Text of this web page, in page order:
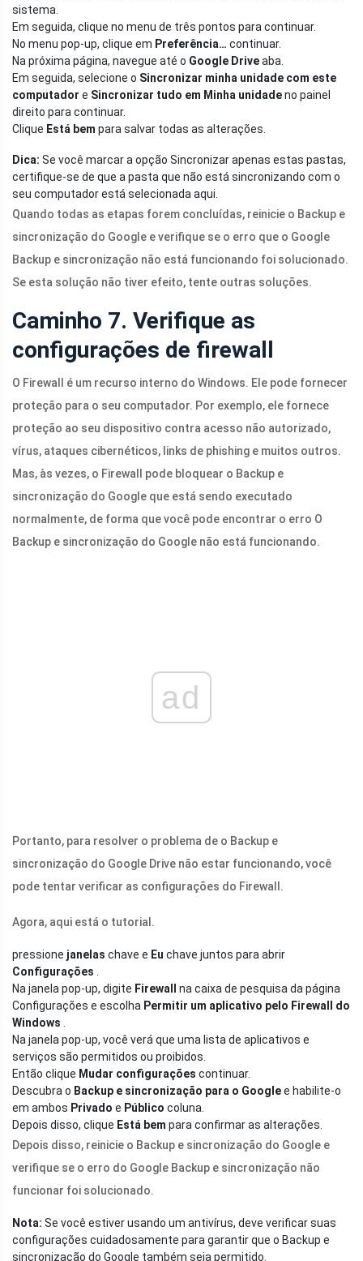
sistema.
Em seguida, clique no menu de três pontos para continuar.
No menu pop-up, clique em Preferência… continuar.
Na próxima página, navegue até o Google Driveaba.
Em seguida, selecione o Sincronizar minha unidade com este
computador e Sincronizar tudo em Minha unidadeno painel
direito para continuar.
Clique Está bem para salvar todas as alterações.
Dica: Se você marcar a opção Sincronizar apenas estas pastas,
certifique-se de que a pasta que não está sincronizando com o
seu computador está selecionada aqui.
Quando todas as etapas forem concluídas, reinicie o Backup e
sincronização do Google e verifique se o erro que o Google
Backup e sincronização não está funcionando foi solucionado.
Se esta solução não tiver efeito, tente outras soluções.
Caminho 7. Verifique as
configurações de firewall
O Firewall é um recurso interno do Windows. Ele pode fornecer
proteção para o seu computador. Por exemplo, ele fornece
proteção ao seu dispositivo contra acesso não autorizado,
vírus, ataques cibernéticos, links de phishing e muitos outros.
Mas, às vezes, o Firewall pode bloquear o Backup e
sincronização do Google que está sendo executado
normalmente, de forma que você pode encontrar o erro O
Backup e sincronização do Google não está funcionando.
ad
Portanto, para resolver o problema de o Backup e
sincronização do Google Drive não estar funcionando, você
pode tentar verificar as configurações do Firewall.
Agora, aqui está o tutorial.
pressione janelas chave e Eu chave juntos para abrir
Configurações
Na janela pop-up, digite Firewall
na caixa de pesquisa da página
Configurações e escolha Permitir um aplicativo pelo Firewall do
Windows
Na janela pop-up, você verá que uma lista de aplicativos e
serviços são permitidos ou proibidos.
Então clique Mudar configurações continuar.
Descubra o Backup e sincronização para o Googlee habilite-o
em ambos Privado e Público coluna.
Depois disso, clique Está bem para confirmar as alterações.
Depois disso, reinicie o Backup e sincronização do Google e
verifique se o erro do Google Backup e sincronização não
funcionar foi solucionado.
Nota: Se você estiver usando um antivírus, deve verificar suas
configurações cuidadosamente para garantir que o Backup e
sincronização do Google também seja permitido.